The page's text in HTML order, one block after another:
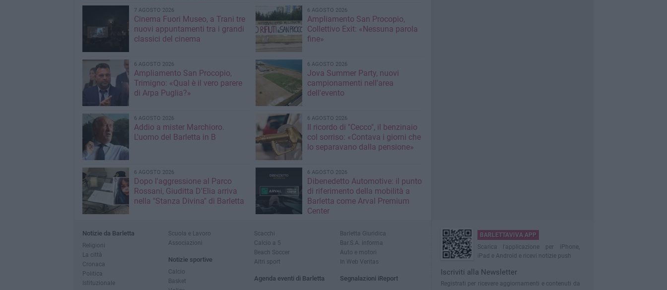
7 AGOSTO 2026
Cinema Fuori Museo, a Trani tre
nuovi appuntamenti tra i grandi
classici del cinema
6 AGOSTO 2026
Ampliamento San Procopio,
Collettivo Exit: «Nessuna parola
fine»
6 AGOSTO 2026
Ampliamento San Procopio,
Trimigno: «Qual è il vero parere
di Arpa Puglia?»
6 AGOSTO 2026
Jova Summer Party, nuovi
campionamenti nell'area
dell'evento
6 AGOSTO 2026
Addio a mister Marchioro.
L'uomo del Barletta in B
6 AGOSTO 2026
Il ricordo di "Cecco", il benzinaio
col sorriso: «Contava i giorni che
lo separavano dalla pensione»
6 AGOSTO 2026
Dopo l'aggressione al Parco
Rossani, Giuditta D'Elia arriva
nella "Stanza Divina" di Barletta
6 AGOSTO 2026
Dibenedetto Automotive: il punto
di riferimento della mobilità a
Barletta come Arval Premium
Center
Notizie da Barletta
Religioni
La città
Cronaca
Politica
Istituzionale
Scuola e Lavoro
Associazioni
Notizie sportive
Calcio
Basket
Scacchi
Calcio a 5
Beach Soccer
Altri sport
Agenda eventi di Barletta
Barletta Giuridica
Bar.S.A. informa
Auto e motori
In Web Veritas
Segnalazioni iReport
BARLETTAVIVA APP
Scarica l'applicazione per iPhone,
iPad e Android e ricevi notizie push
Iscriviti alla Newsletter
Registrati per ricevere aggiornamenti e contenuti da